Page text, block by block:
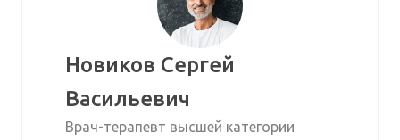
Новиков Сергей
Васильевич
Врач-терапевт высшей категории